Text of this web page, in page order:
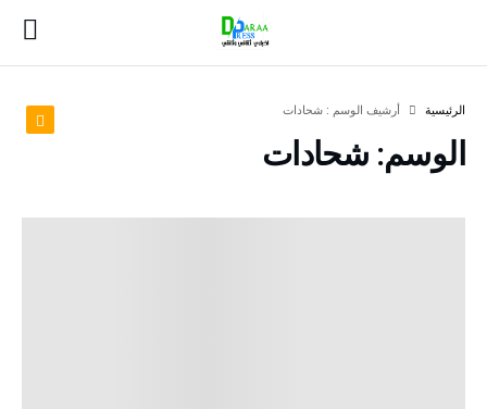
‫الرئيسية‬ ‫أرشيف الوسم :‬ شحادات
الوسم: شحادات